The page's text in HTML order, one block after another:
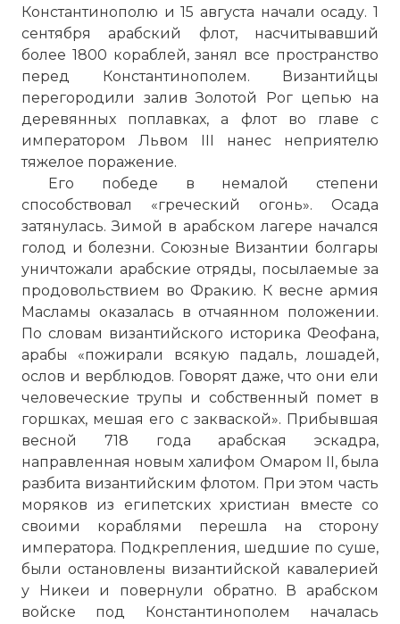
Константинополю и 15 августа начали осаду. 1
сентября арабский флот, насчитывавший
более 1800 кораблей, занял все пространство
перед Константинополем. Византийцы
перегородили залив Золотой Рог цепью на
деревянных поплавках, а флот во главе с
императором Львом III нанес неприятелю
тяжелое поражение.
Его победе в немалой степени
способствовал «греческий огонь». Осада
затянулась. Зимой в арабском лагере начался
голод и болезни. Союзные Византии болгары
уничтожали арабские отряды, посылаемые за
продовольствием во Фракию. К весне армия
Масламы оказалась в отчаянном положении.
По словам византийского историка Феофана,
арабы «пожирали всякую падаль, лошадей,
ослов и верблюдов. Говорят даже, что они ели
человеческие трупы и собственный помет в
горшках, мешая его с закваской». Прибывшая
весной 718 года арабская эскадра,
направленная новым халифом Омаром II, была
разбита византийским флотом. При этом часть
моряков из египетских христиан вместе со
своими кораблями перешла на сторону
императора. Подкрепления, шедшие по суше,
были остановлены византийской кавалерией
у Никеи и повернули обратно. В арабском
войске под Константинополем началась